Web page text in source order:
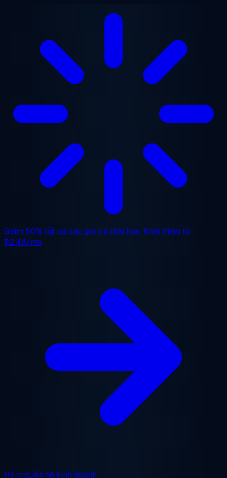
Giảm 50% tất cả các gói, có thời hạn. Khởi điểm từ
$2.48/mo
Hỗ trợLiên hệ kinh doanh